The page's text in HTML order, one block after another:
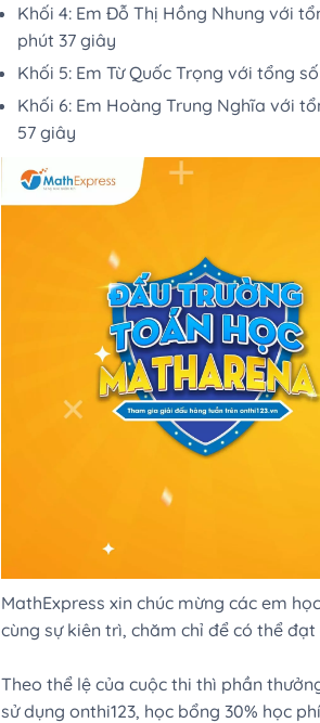
️Khối 4: Em Đỗ Thị Hồng Nhung với
phút 37 giây
️Khối 5: Em Từ Quốc Trọng với tổng
️Khối 6: Em Hoàng Trung Nghĩa với
57 giây
MathExpress xin chúc mừng các em
cùng sự kiên trì, chăm chỉ để có thể
Theo thể lệ của cuộc thi thì phần
sử dụng onthi123, học bổng 30% học